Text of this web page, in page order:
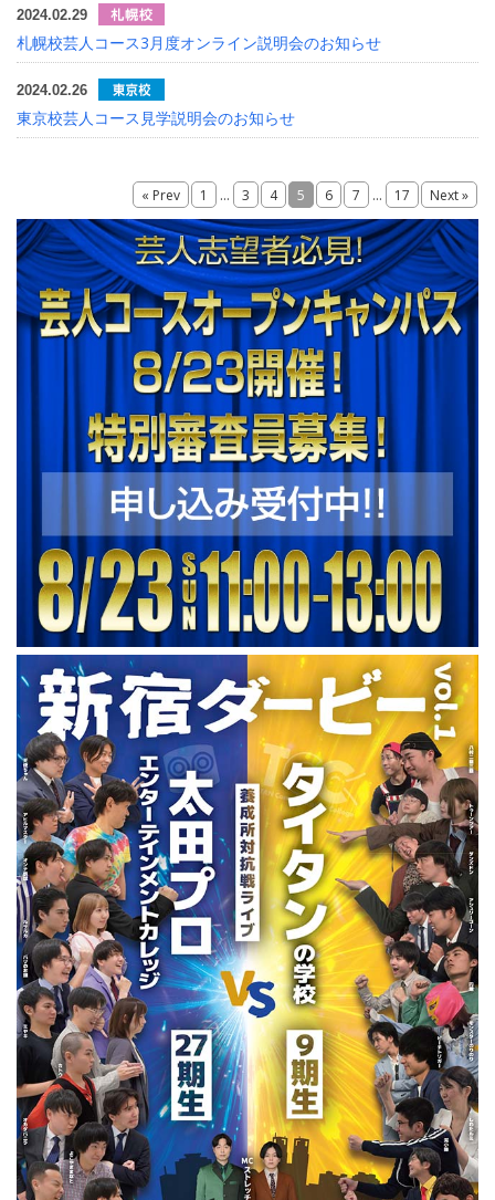
2024.02.29
札幌校芸人コース3月度オンライン説明会のお知らせ
2024.02.26
東京校芸人コース見学説明会のお知らせ
« Prev 1 ... 3 4 5 6 7 ... 17 Next »